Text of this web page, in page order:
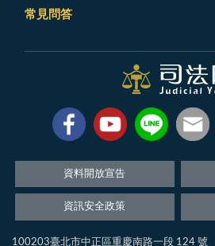
常見問答
資料開放宣告
資訊安全政策
100203臺北市中正區重慶南路一段 124